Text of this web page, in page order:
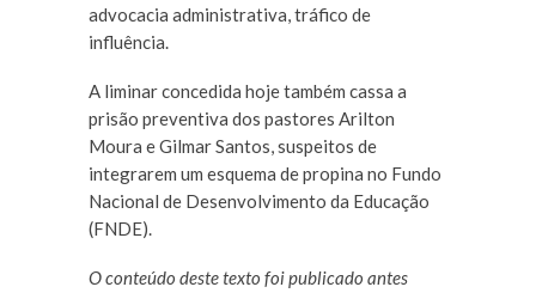
advocacia administrativa, tráfico de
influência.
A liminar concedida hoje também cassa a
prisão preventiva dos pastores Arilton
Moura e Gilmar Santos, suspeitos de
integrarem um esquema de propina no Fundo
Nacional de Desenvolvimento da Educação
(FNDE).
O conteúdo deste texto foi publicado antes